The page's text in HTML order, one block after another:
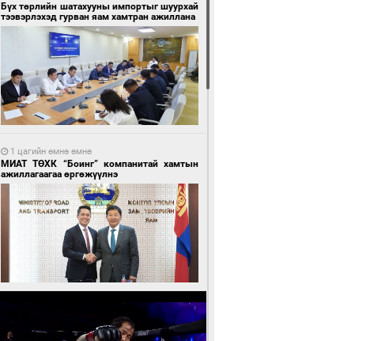
Бүх төрлийн шатахууны импортыг шуурхай
тээвэрлэхэд гурван яам хамтран ажиллана
1 цагийн өмнө өмнө
МИАТ ТӨХК “Боинг” компанитай хамтын
ажиллагаагаа өргөжүүлнэ